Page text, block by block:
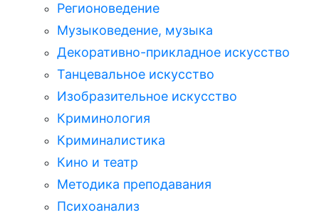
Регионоведение
Музыковедение, музыка
Декоративно-прикладное искусство
Танцевальное искусство
Изобразительное искусство
Криминология
Криминалистика
Кино и театр
Методика преподавания
Психоанализ